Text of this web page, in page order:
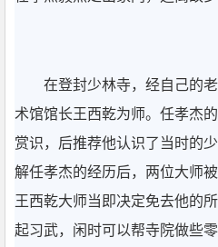
在登封少林寺，经自己的
术馆馆长王西乾为师。任孝杰
赏识，后推荐他认识了当时的
解任孝杰的经历后，两位大师
王西乾大师当即决定免去他的
起习武，闲时可以帮寺院做些零